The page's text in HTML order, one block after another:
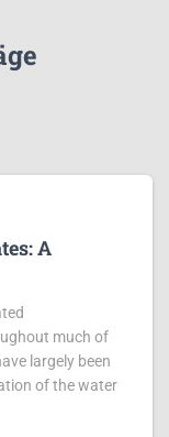
A
much of
largely been
of the water